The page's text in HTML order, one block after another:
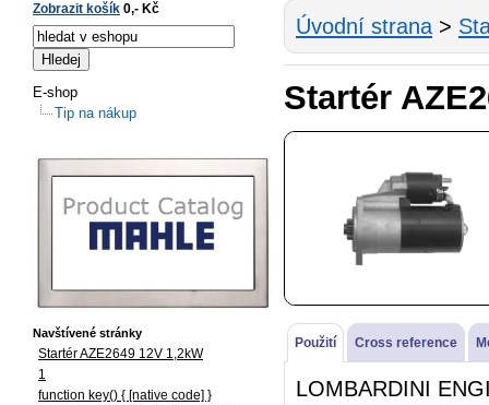
Zobrazit košík 0,- Kč
E-shop
Tip na nákup
Navštívené stránky
Startér AZE2649 12V 1,2kW
1
function key() { [native code] }
Úvodní strana >
Startér
Použití Cross reference
LOMBARDINI